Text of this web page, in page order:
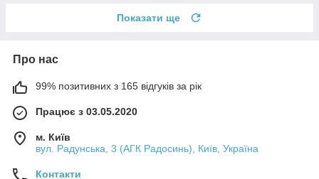
Показати ще
Про нас
99% позитивних з 165 відгуків за рік
Працює з 03.05.2020
м. Київ
вул. Радунська, 3 (АГК Радосинь), Київ, Україна
Контакти